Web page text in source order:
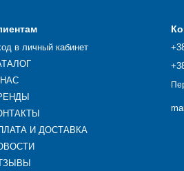
в личный кабинет
И ДОСТАВКА